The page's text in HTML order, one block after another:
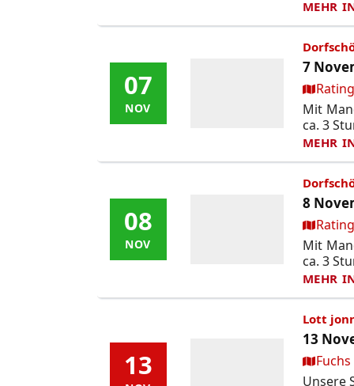
MEHR
07
NOV
07
NOV
7
Ort:
Mit
ca. 3
MEHR
08
NOV
08
NOV
8
Ort:
Mit
ca. 3
MEHR
13
13
Lott
13
Ort:
Unsere